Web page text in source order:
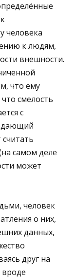
человека
к людям,
внешности.
что ему
смелость
с
самом деле
может
человек
о них,
данных,
друг на
вроде